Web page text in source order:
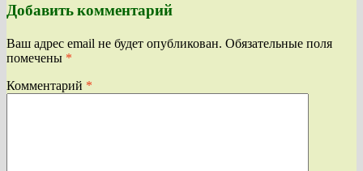
Добавить комментарий
Ваш адрес email не будет опубликован. Обязательные поля
помечены *
Комментарий *